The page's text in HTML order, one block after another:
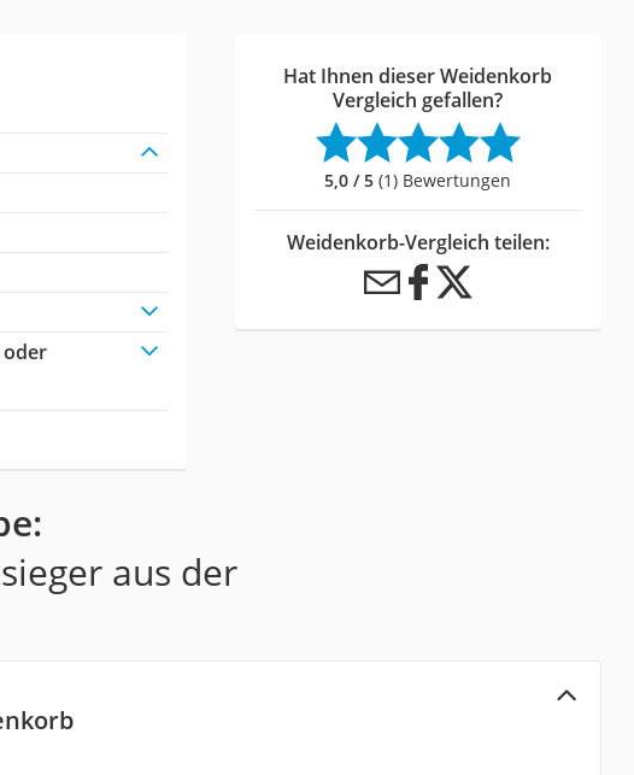
oder
Hat Ihnen dieser Weidenkorb
Vergleich gefallen?
5,0 / 5 (1) Bewertungen
Weidenkorb-Vergleich teilen:
aus der